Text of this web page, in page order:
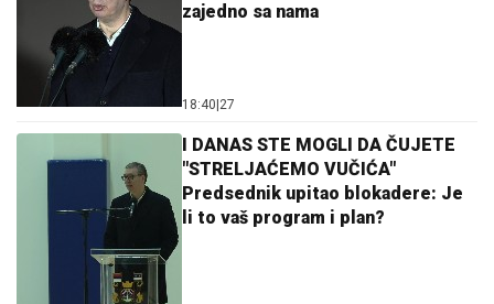
zajedno sa nama
18:40 27
I DANAS STE MOGLI DA ČUJETE
"STRELJAĆEMO VUČIĆA"
Predsednik upitao blokadere: Je
li to vaš program i plan?